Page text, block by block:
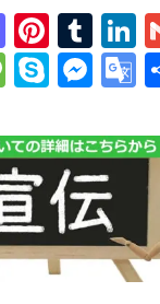
Message
Skype